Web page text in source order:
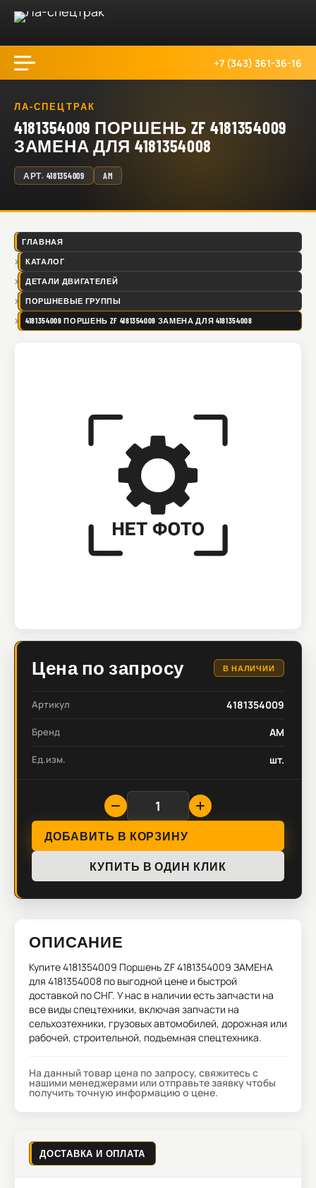
+7 (343) 361-36-16
ЛА-СПЕЦТРАК
4181354009 ПОРШЕНЬ ZF 4181354009
ЗАМЕНА ДЛЯ 4181354008
АРТ. 4181354009 AM
ГЛАВНАЯ
КАТАЛОГ
ДЕТАЛИ ДВИГАТЕЛЕЙ
ПОРШНЕВЫЕ ГРУППЫ
4181354009 ПОРШЕНЬ ZF 4181354009 ЗАМЕНА ДЛЯ 4181354008
Цена по запросу В НАЛИЧИИ
Артикул 4181354009
Бренд AM
Ед.изм. шт.
ДОБАВИТЬ В КОРЗИНУ
КУПИТЬ В ОДИН КЛИК
ОПИСАНИЕ
Купите4181354009 Поршень ZF 4181354009 ЗАМЕНА
для 4181354008 по выгодной цене и быстрой
доставкой по СНГ. У нас в наличии есть запчасти на
все виды спецтехники, включая запчасти на
сельхозтехники, грузовых автомобилей, дорожная или
рабочей, строительной, подъемная спецтехника.
На данный товар цена по запросу, свяжитесь с
нашими менеджерами или отправьте заявку чтобы
получить точную информацию о цене.
ДОСТАВКА И ОПЛАТА